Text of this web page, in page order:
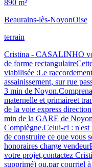
890 m²
Beaurains-lès-NoyonOise
terrain
Cristina - CASALINHO
de forme
viabilisée :Le
assainissement, sur rue
3 min de
maternelle et primaireet
de la voie express
min de la GARE de
Compiègne.Celui-ci : n'est
de construire ce que vous
honoraires charge
votre projet,contactez
supprimé) ou,par courriel